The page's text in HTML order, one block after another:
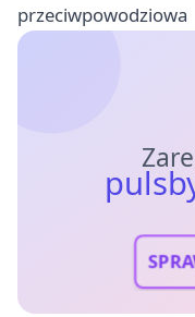
przeciwpowodziowa